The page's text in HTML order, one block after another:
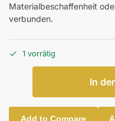
Materialbeschaffenheit
verbunden.
1 vorrätig
In
Add to Compare